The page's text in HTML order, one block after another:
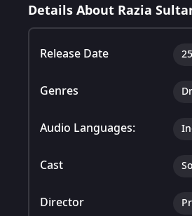
Details About Razia
Release Date
Genres
Audio Languages:
Cast
Director